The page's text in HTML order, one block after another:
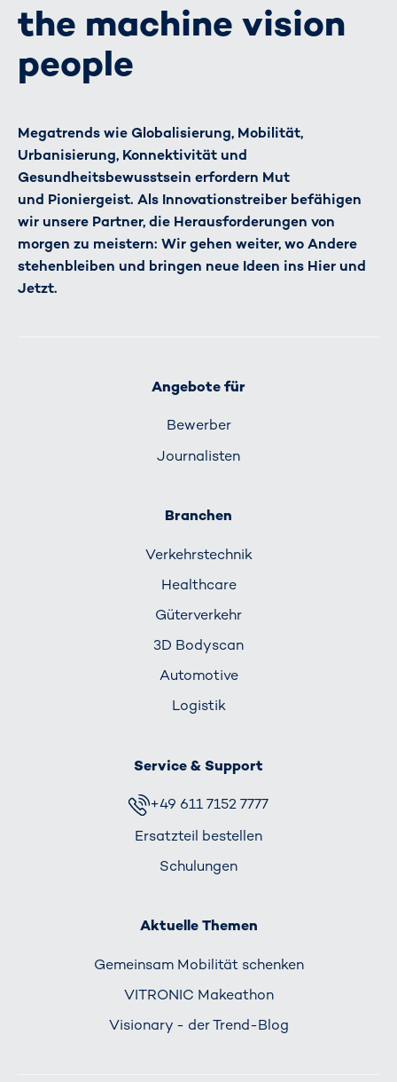
the machine vision
people
Megatrends wie Globalisierung, Mobilität,
Urbanisierung, Konnektivität und
Gesundheitsbewusstsein erfordern Mut
und Pioniergeist. Als Innovationstreiber befähigen
wir unsere Partner, die Herausforderungen von
morgen zu meistern: Wir gehen weiter, wo Andere
stehenbleiben und bringen neue Ideen ins Hier und
Jetzt.
Angebote für
Bewerber
Journalisten
Branchen
Verkehrs­technik
Healthcare
Güterverkehr
3D Bodyscan
Automotive
Logistik
Service & Support
+49 611 7152 7777
Ersatzteil bestellen
Schulungen
Aktuelle Themen
Gemeinsam Mobilität schenken
VITRONIC Makeathon
Visionary - der Trend-Blog